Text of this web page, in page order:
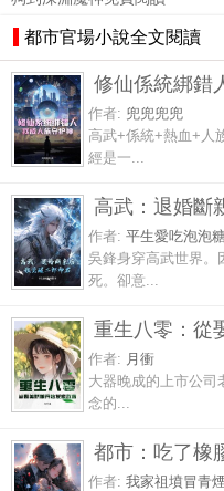
都市官場小說全文閱讀
修仙係統綁錯
作者: 兜兜兜兜
高武+係統+熱血+人
經是一...
高武：退婚斷
作者: 平生愛吃泡泡
吳鋒身穿高武世界。
死。卻意...
重生八零：從
作者: 月衝
大器晚成的上市公司
念的...
都市：吃了橡
作者: 我家祖墳冒青煙